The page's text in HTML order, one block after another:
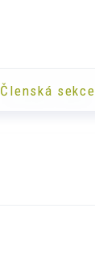
Členská sekce